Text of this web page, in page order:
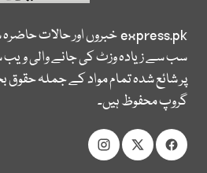
express.pkخبروں اور حالات
سب سے زیادہ وزٹ کی جانے والی
پر شائع شدہ تمام مواد کے جملہ حقوق
گروپ محفوظ ہیں۔